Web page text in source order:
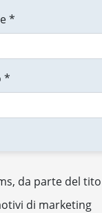
*
*
da parte del
di marketing